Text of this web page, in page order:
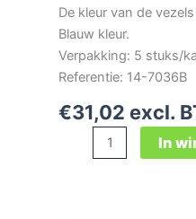
De kleur van de
Blauw kleur.
Verpakking: 5 stuks/
Referentie: 14-7036B
€31,02 excl.
tankborstel
In